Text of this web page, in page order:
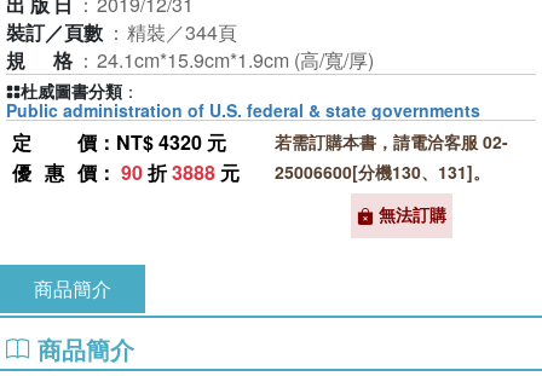
裝訂／頁數 ： 精裝／344頁
規格 ： 24.1cm*15.9cm*1.9cm (高/寬/厚)
定價 ：NT$ 4320 元
優惠價 ： 90折3888 元
若需訂購本書，請電洽客服 02-
25006600[分機130、131]。
無法訂購
杜威圖書分類 ：
Public administration of U.S. federal & state governments
商品簡介
商品簡介